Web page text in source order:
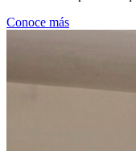
Conoce más